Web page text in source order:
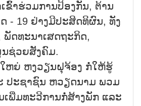
ຂົ້າຮ່ວມການປ້ອງກັນ, ຕ້ານ
- 19 ຢ່າງມີປະສິດທິຜົນ, ທັງ
ດທະນາເສດຖະກິດ,
ຊ່ວຍສັງຄົມ.
ຫຍ່ ຫງວຽນຝຸຈ້ອງ ກໍ່ໃຫ້ຮູ້
ປະຊາຊົນ ຫວຽດນາມ ພວມ
ພີ່ມທະວີການກໍ່ສ້າງພັກ ແລະ